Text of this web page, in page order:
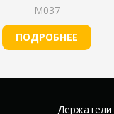
М037
ПОДРОБНЕЕ
Держатели